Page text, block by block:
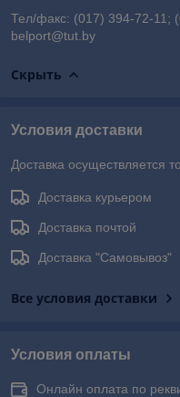
Тел/факс: (017) 394-72-11;
belport@tut.by
Скрыть
Условия доставки
Доставка осуществляется
Доставка курьером
Доставка почтой
Доставка "Самовывоз"
Все условия доставки
Условия оплаты
Онлайн оплата по